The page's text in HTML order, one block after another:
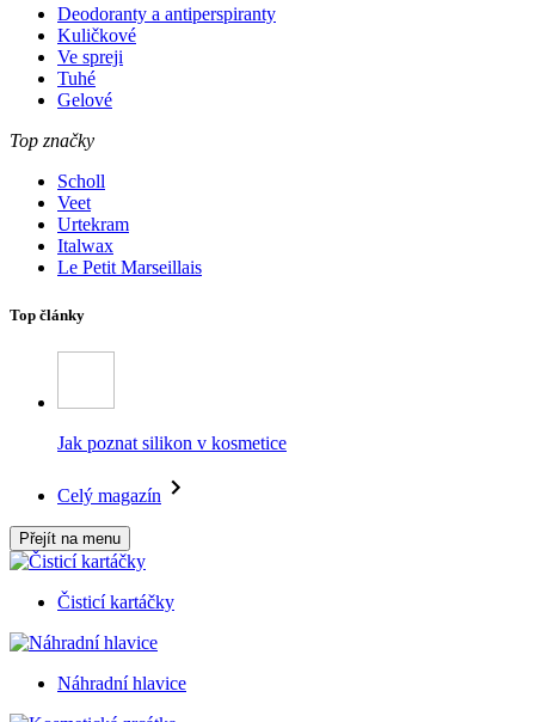
Deodoranty a antiperspiranty
Kuličkové
Ve spreji
Tuhé
Gelové
Top značky
Scholl
Veet
Urtekram
Italwax
Le Petit Marseillais
Top články
Jak poznat silikon v kosmetice
Celý magazín
Přejít na menu
Čisticí kartáčky
Náhradní hlavice